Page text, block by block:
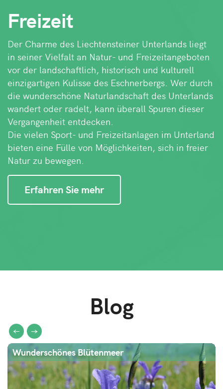
Freizeit
Der Charme des Liechtensteiner Unterlands liegt
in seiner Vielfalt an Natur- und Freizeitangeboten
vor der landschaftlich, historisch und kulturell
einzigartigen Kulisse des Eschnerbergs. Wer durch
die wunderschöne Naturlandschaft des Unterlands
wandert oder radelt, kann überall Spuren dieser
Vergangenheit entdecken.
Die vielen Sport- und Freizeitanlagen im Unterland
bieten eine Fülle von Möglichkeiten, sich in freier
Natur zu bewegen.
Erfahren Sie mehr
Blog
Wunderschönes Blütenmeer